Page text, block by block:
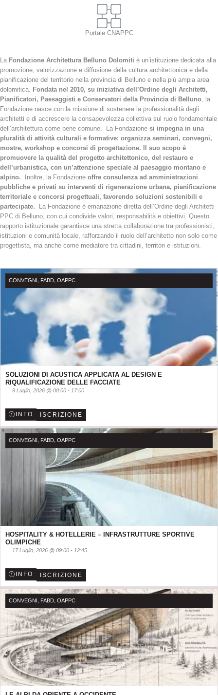
Portale CNAPPC
La Fondazione Architettura Belluno Dolomiti è un’istituzione dedicata alla
promozione, valorizzazione e diffusione della cultura architettonica e della
pianificazione del territorio nella provincia di Belluno e nella più ampia area
dolomitica.
Fondata nel 2010, su iniziativa dell’Ordine degli Architetti,
Pianificatori, Paesaggisti e Conservatori della Provincia di Belluno , la
Fondazione nasce con la missione di sostenere la professionalità degli
architetti e di accrescere la consapevolezza collettiva sul ruolo fondamentale
dell’architettura come bene comune.
La Fondazione si impegna in una
pluralità di attività culturali e formative: organizza seminari, convegni,
mostre, workshop e concorsi di progettazione. Il suo scopo è
promuovere la qualità del progetto architettonico, del restauro e
dell’urbanistica, con un’attenzione speciale al paesaggio montano e
alpino.
Inoltre, la Fondazione offre consulenza ad amministrazioni
pubbliche e privati su interventi di rigenerazione urbana, pianificazione
territoriale e concorsi progettuali, favorendo soluzioni sostenibili e
partecipate.
La Fondazione è emanazione diretta dell’Ordine degli Architetti
PPC di Belluno, con cui condivide valori, responsabilità e obiettivi. Questo
rapporto istituzionale garantisce una stretta collaborazione tra professionisti,
istituzioni e comunità locale, rafforzando il ruolo dell’architetto non solo come
progettista, ma anche come mediatore tra cittadini, territori e istituzioni.
CONVEGNI, FABD, OAPPC
SOLUZIONI DI ACUSTICA APPLICATA AL DESIGN E
RIQUALIFICAZIONE DELLE FACCIATE
9 Luglio, 2026 @08:00 - 17:00
INFO ISCRIZIONE
CONVEGNI , FABD, OAPPC
HOSPITALITY & HOTELLERIE – INFRASTRUTTURE SPORTIVE
OLIMPICHE
17 Luglio, 2026 @09:00 - 12:45
INFO ISCRIZIONE
CONVEGNI, FABD, OAPPC
Pagina
Pagina
Pagina